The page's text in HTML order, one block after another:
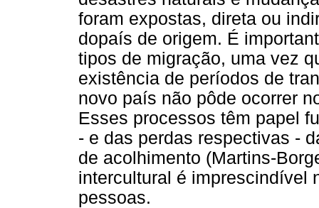
foram expostas, direta ou
dopaís de origem. É
tipos de migração, uma vez
existência de períodos de
novo país não pôde ocorrer
Esses processos têm papel
- e das perdas respectivas -
de acolhimento (Martins-
intercultural é imprescindível
pessoas.